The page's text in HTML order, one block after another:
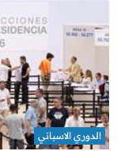
الدوري الاسباني